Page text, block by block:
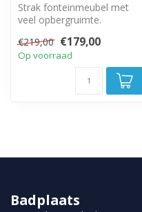
Strak fonteinmeubel met
veel opbergruimte.
soft close sl...
€219,00 €179,00
Op voorraad
Badplaats